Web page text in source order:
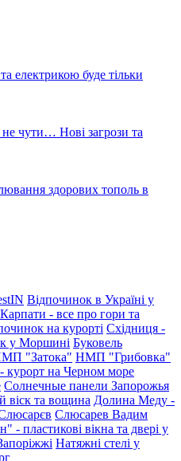
електрикою буде тільки
не чути… Нові загрози та
здорових тополь в
Відпочинок в Україні у
Карпати - все про гори та
на курорті Східниця -
у Моршині Буковель
"Затока" НМП "Грибовка"
курорт на Черном море
Солнечные панели Запорожья
віск та вощина Долина Меду -
Слюсарев Вадим
- пластикові вікна та двері у
Натяжні стелі у